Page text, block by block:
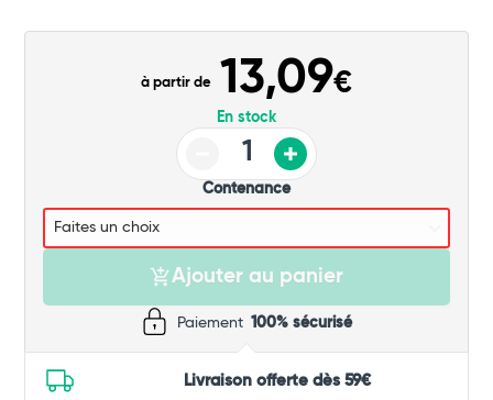
Commander
à partir de 13,09€
En stock
Contenance
Ajouter au panier
Paiement 100% sécurisé
Livraison offerte dès 59€